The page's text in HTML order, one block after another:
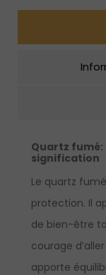
Quartz
signification
Le quartz
protection. Il
de bien-être
courage
apporte